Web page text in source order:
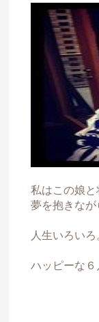
私はこの娘
夢を抱きな
人生いろいろ
ハッピーな